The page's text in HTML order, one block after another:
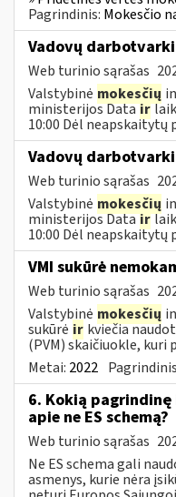
Pagrindinis: Mokesčio
Vadovų
Web turinio sąrašas
Valstybinė mokesčių
ministerijos Datair
10:00 Dėl neapskaitytų
Vadovų
Web turinio sąrašas
Valstybinė mokesčių
ministerijos Datair
10:00 Dėl neapskaitytų
VMI sukūrė
Web turinio sąrašas
Valstybinė mokesčių
sukūrė ir kviečia
(PVM) skaičiuokle, kuri
Metai: 2022
6. Kokią
apie ne ES schemą?
Web turinio sąrašas
Ne ES schema gali
asmenys, kurie nėra